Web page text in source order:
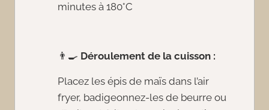
minutes à 180°C
👨‍🍳 Déroulement de la cuisson :
Placez les épis de maïs dans l’air
fryer, badigeonnez-les de beurre ou